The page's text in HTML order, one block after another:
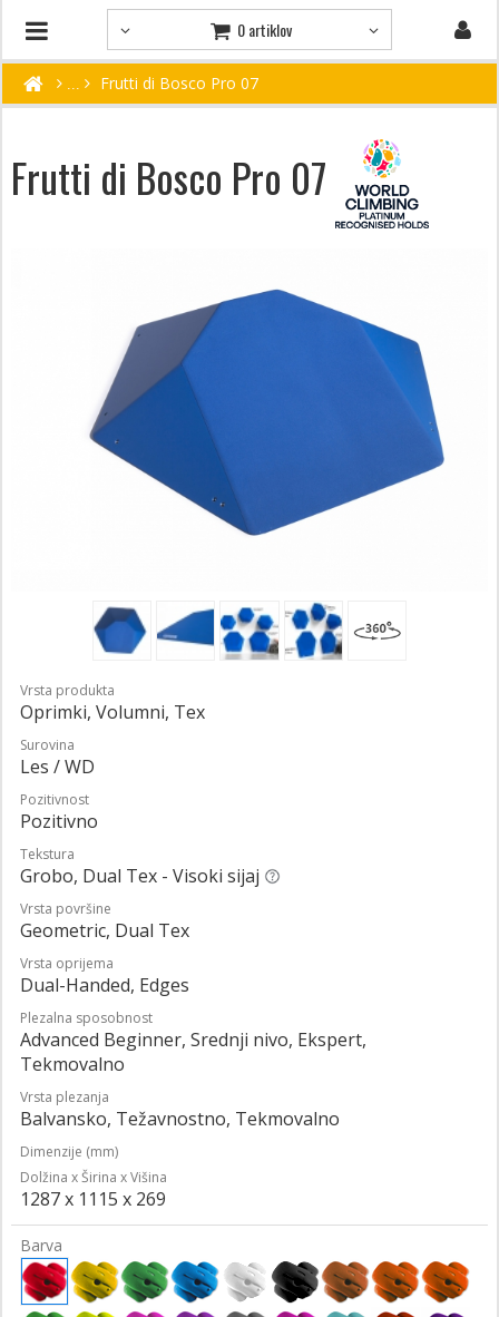
0 artiklov
Frutti di Bosco Pro 07
Frutti di Bosco Pro 07
Vrsta produkta
Oprimki, Volumni, Tex
Surovina
Les / WD
Pozitivnost
Pozitivno
Tekstura
Grobo, Dual Tex - Visoki sijaj
Vrsta površine
Geometric, Dual Tex
Vrsta oprijema
Dual-Handed, Edges
Plezalna sposobnost
Advanced Beginner, Srednji nivo, Ekspert,
Tekmovalno
Vrsta plezanja
Balvansko, Težavnostno, Tekmovalno
Dimenzije (mm)
Dolžina x Širina x Višina
1287 x 1115 x 269
Barva